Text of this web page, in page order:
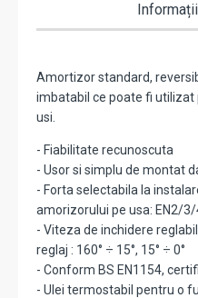
Amortizor standard,
imbatabil ce poate fi
usi.
- Fiabilitate recunoscuta
- Usor si simplu de montat
- Forta selectabila la
amorizorului pe usa: EN2/
- Viteza de inchidere
reglaj : 160° ÷ 15°, 15° ÷ 0°
- Conform BS EN1154,
- Ulei termostabil pentru o